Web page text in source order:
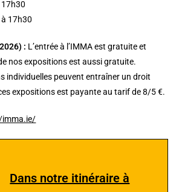
17h30
17h30
: L’entrée à l’IMMA est gratuite et
nos expositions est aussi gratuite.
individuelles peuvent entraîner un droit
expositions est payante au tarif de 8/5 €.
imma.ie/
Dans notre itinéraire à